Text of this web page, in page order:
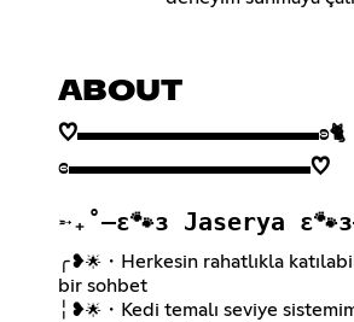
ABOUT
♡▬▬▬▬▬▬▬▬▬▬ʚ🐈
ɞ▬▬▬▬▬▬▬▬▬▬♡
➵₊˚—ε🐾з Jaserya
╭❥🌟 ・Herkesin rahatlıkla
bir sohbet
╎❥🌟 ・Kedi temalı seviye